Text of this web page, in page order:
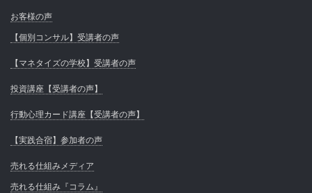
お客様の声
【個別コンサル】受講者の声
【マネタイズの学校】受講者の声
投資講座【受講者の声】
行動心理カード講座【受講者の声】
【実践合宿】参加者の声
売れる仕組みメディア
売れる仕組み『コラム』